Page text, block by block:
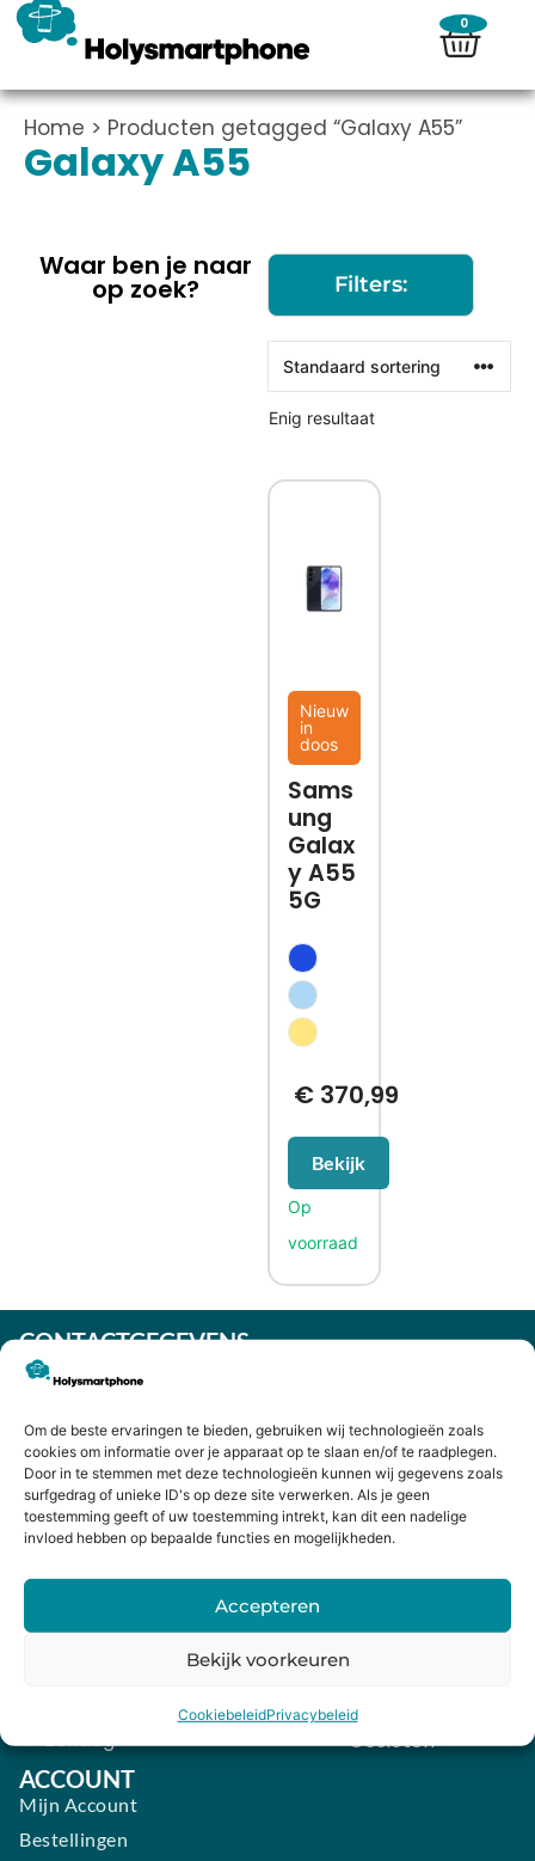
Om de beste ervaringen te bieden, gebruiken wij technologieën zoals
cookies om informatie over je apparaat op te slaan en/of te raadplegen.
Door in te stemmen met deze technologieën kunnen wij gegevens zoals
surfgedrag of unieke ID's op deze site verwerken. Als je geen
toestemming geeft of uw toestemming intrekt, kan dit een nadelige
invloed hebben op bepaalde functies en mogelijkheden.
Accepteren
Bekijk voorkeuren
CookiebeleidPrivacybeleid
0
Home > Producten getagged “Galaxy A55”
Galaxy A55
Waar ben je naar
op zoek? Filters:
Enig resultaat
Nieuw
in
doos
Sams
ung
Galax
y A55
5G
€370,99
Bekijk
CONTACTGEGEVENS
Heiligeweg 43A
075 641 5169
info@holysmartphone.nl
Maandag:
11:00 - 18:00
Dinsdag:
09:00 - 18:00
Woensdag:
09:00 - 18:00
Zondag:
Gesloten ​ ​ ​ ​ ​ ​ ​
ACCOUNT
Mijn Account
Bestellingen